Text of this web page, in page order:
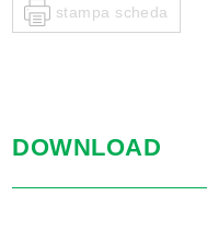
stampa scheda
DOWNLOAD